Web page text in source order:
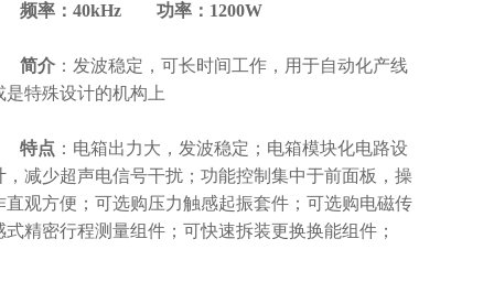
频率：40kHz 功率：1200W
简介：发波稳定，可长时间工作，用于自动化产线
是特殊设计的机构上
特点 ：电箱出力大，发波稳定；电箱模块化电路设
，减少超声电信号干扰；功能控制集中于前面板，操
直观方便；可选购压力触感起振套件；可选购电磁传
式精密行程测量组件；可快速拆装更换换能组件；